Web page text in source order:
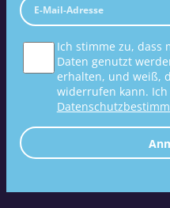
Ich stimme zu, dass
Daten genutzt
erhalten, und weiß,
widerrufen kann.